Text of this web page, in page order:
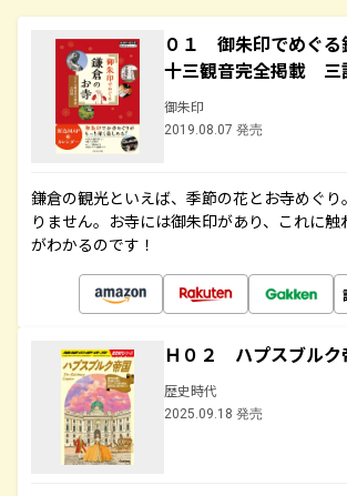
０１ 御朱印でめぐ
十三観音完全掲載 三
御朱印
2019.08.07 発売
鎌倉の観光といえば、季節の花とお寺めぐ
りません。お寺には御朱印があり、これに触
がわかるのです！
Ｈ０２ ハプスブルク
歴史時代
2025.09.18 発売